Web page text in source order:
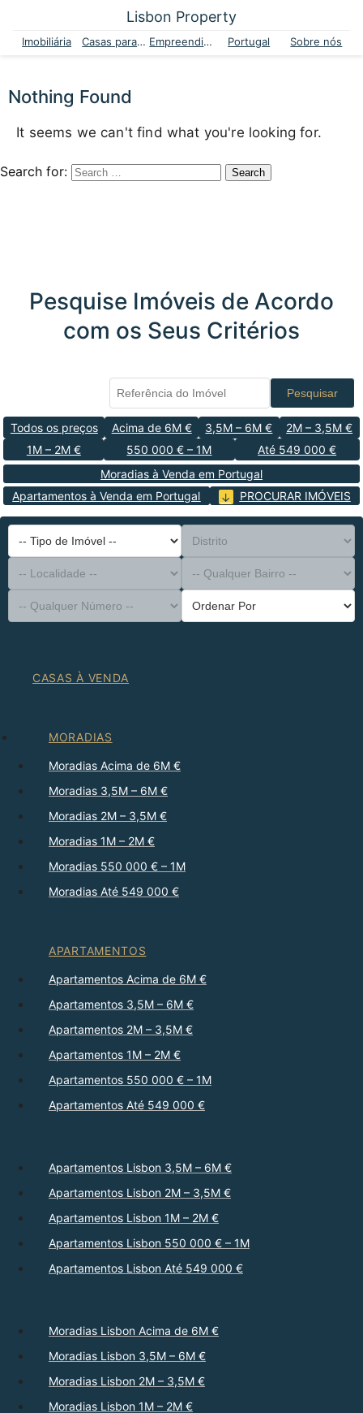
Lisbon Property
Imobiliária Casas para venda Empreendimentos Portugal Sobre nós
Nothing Found
It seems we can't find what you're looking for.
Search for:
Pesquise Imóveis de Acordo
com os Seus Critérios
Pesquisar
Todos os preços Acima de 6M € 3,5M – 6M €
2M – 3,5M €
1M – 2M €
550 000 € – 1M
Até 549 000 €
Moradias à Venda em Portugal
Apartamentos à Venda em Portugal
PROCURAR IMÓVEIS
-- Tipo de Imóvel --
Distrito
-- Localidade --
-- Qualquer Bairro --
-- Qualquer Número --
Ordenar Por
CASAS À VENDA
MORADIAS
Moradias Acima de 6M €
Moradias 3,5M – 6M €
Moradias 2M – 3,5M €
Moradias 1M – 2M €
Moradias 550 000 € – 1M
Moradias Até 549 000 €
APARTAMENTOS
Apartamentos Acima de 6M €
Apartamentos 3,5M – 6M €
Apartamentos 2M – 3,5M €
Apartamentos 1M – 2M €
Apartamentos 550 000 € – 1M
Apartamentos Até 549 000 €
Apartamentos Lisbon 3,5M – 6M €
Apartamentos Lisbon 2M – 3,5M €
Apartamentos Lisbon 1M – 2M €
Apartamentos Lisbon 550 000 € – 1M
Apartamentos Lisbon Até 549 000 €
Moradias Lisbon Acima de 6M €
Moradias Lisbon 3,5M – 6M €
Moradias Lisbon 2M – 3,5M €
Moradias Lisbon 1M – 2M €